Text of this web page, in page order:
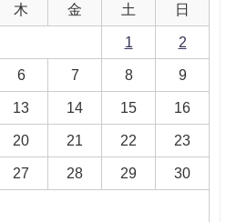
木 金 土 日
1 2
6 7 8 9
13 14 15 16
20 21 22 23
27 28 29 30